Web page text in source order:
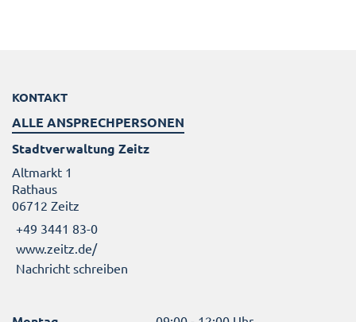
KONTAKT
ALLE ANSPRECHPERSONEN
Stadtverwaltung Zeitz
Altmarkt 1
Rathaus
06712 Zeitz
+49 3441 83-0
www.zeitz.de/
Nachricht schreiben